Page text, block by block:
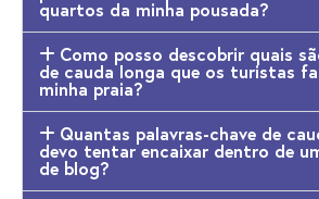
quartos da minha pousada?
Como posso descobrir quais
de cauda longa que os turistas
minha praia?
Quantas palavras-chave de
devo tentar encaixar dentro de
de blog?